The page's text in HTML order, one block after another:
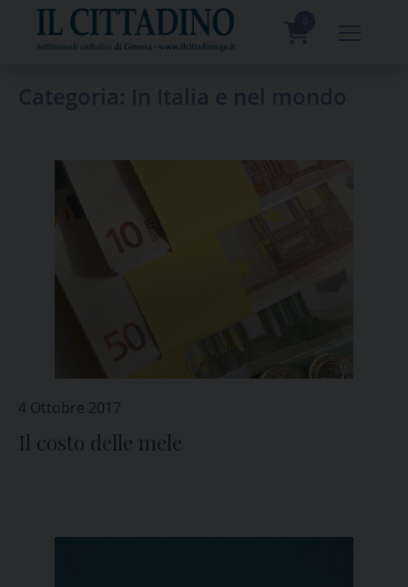
content
4 Ottobre 2017
Il costo delle mele